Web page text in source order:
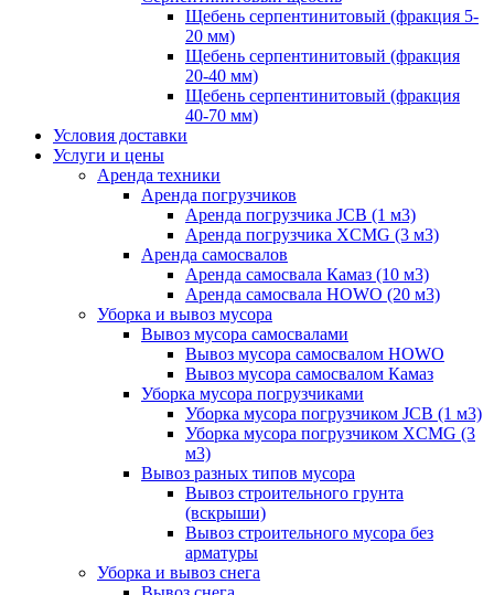
Щебень серпентинитовый (фракция 5-
20 мм)
Щебень серпентинитовый (фракция
20-40 мм)
Щебень серпентинитовый (фракция
40-70 мм)
Условия доставки
Услуги и цены
Аренда техники
Аренда погрузчиков
Аренда погрузчика JCB (1 м3)
Аренда погрузчика XCMG (3 м3)
Аренда самосвалов
Аренда самосвала Камаз (10 м3)
Аренда самосвала HOWO (20 м3)
Уборка и вывоз мусора
Вывоз мусора самосвалами
Вывоз мусора самосвалом HOWO
Вывоз мусора самосвалом Камаз
Уборка мусора погрузчиками
Уборка мусора погрузчиком JCB (1 м3)
Уборка мусора погрузчиком XCMG (3
м3)
Вывоз разных типов мусора
Вывоз строительного грунта
(вскрыши)
Вывоз строительного мусора без
арматуры
Уборка и вывоз снега